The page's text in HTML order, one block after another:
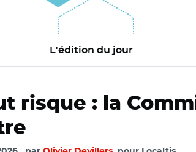
L'édition du jour
risque : la